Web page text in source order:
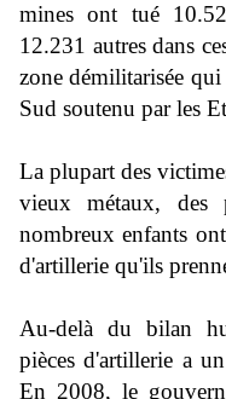
mines ont tué
12.231 autres dans
zone démilitarisée
Sud soutenu par les
La plupart des
vieux métaux, des
nombreux enfants
d'artillerie qu'ils
Au-delà du bilan
pièces d'artillerie a
En 2008, le